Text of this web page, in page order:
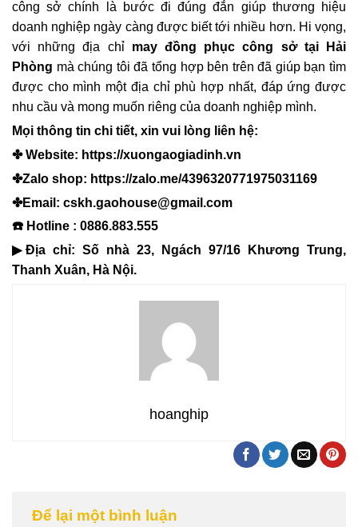
công sở chính là bước đi đúng đắn giúp thương hiệu
doanh nghiệp ngày càng được biết tới nhiều hơn. Hi vọng,
với những địa chỉ may đồng phục công sở tại Hải
Phòng mà chúng tôi đã tổng hợp bên trên đã giúp bạn tìm
được cho mình một địa chỉ phù hợp nhất, đáp ứng được
nhu cầu và mong muốn riêng của doanh nghiệp mình.
Mọi thông tin chi tiết, xin vui lòng liên hệ:
✤ Website: https://xuongaogiadinh.vn
✤Zalo shop: https://zalo.me/4396320771975031169
✤Email: cskh.gaohouse@gmail.com
☎️ Hotline : 0886.883.555
▶Địa chỉ: Số nhà 23, Ngách 97/16 Khương Trung,
Thanh Xuân, Hà Nội.
hoanghip
Để lại một bình luận